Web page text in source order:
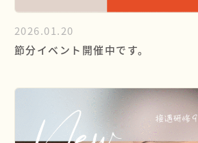
2026.01.20
節分イベント開催中です。